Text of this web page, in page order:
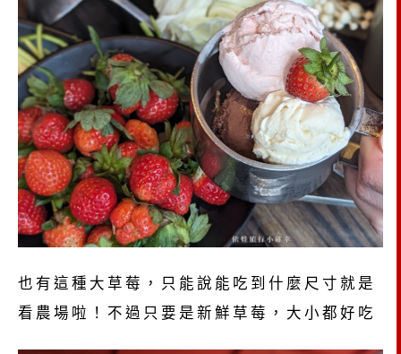
也有這種大草莓，只能說能吃到什麼尺寸就是
看農場啦！不過只要是新鮮草莓，大小都好吃